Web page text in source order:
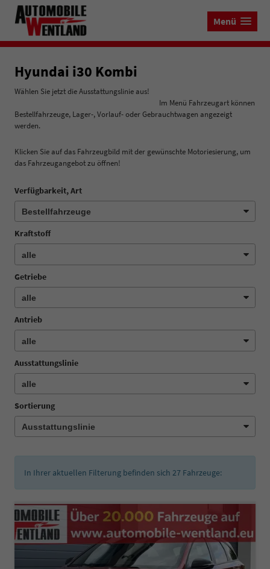
Menü
Hyundai i30 Kombi
Wählen Sie jetzt die Ausstattungslinie aus!
Im Menü Fahrzeugart können
Bestellfahrzeuge, Lager-, Vorlauf- oder Gebrauchtwagen angezeigt
werden.
Klicken Sie auf das Fahrzeugbild mit der gewünschte Motoriesierung, um
das Fahrzeugangebot zu öffnen!
Verfügbarkeit, Art
Kraftstoff
Getriebe
Antrieb
Ausstattungslinie
Sortierung
In Ihrer aktuellen Filterung befinden sich 27 Fahrzeuge: